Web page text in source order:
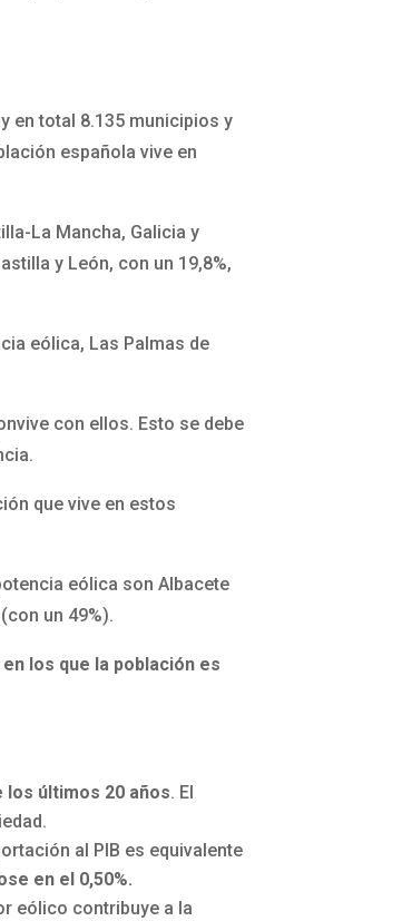
en total 8.135 municipios y
española vive en
La Mancha, Galicia y
y León, con un 19,8%,
eólica, Las Palmas de
con ellos. Esto se debe
que vive en estos
eólica son Albacete
un 49%).
los que la población es
últimos 20 años. El
al PIB es equivalente
en el 0,50%.
eólico contribuye a la